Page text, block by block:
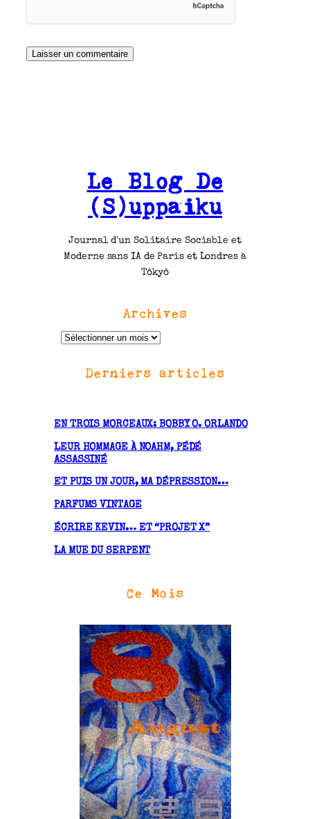
Le Blog De
(S)uppaiku
Journal d'un Solitaire Sociable et
Moderne sans IA de Paris et Londres à
Tôkyô
Archives
A
v
s
Derniers articles
EN TROIS MORCEAUX: BOBBY O. ORLANDO
LEUR HOMMAGE À NOAHM, PÉDÉ
ASSASSINÉ
ET PUIS UN JOUR, MA DÉPRESSION…
PARFUMS VINTAGE
ÉCRIRE KEVIN… ET “PROJET X”
LA MUE DU SERPENT
Ce Mois